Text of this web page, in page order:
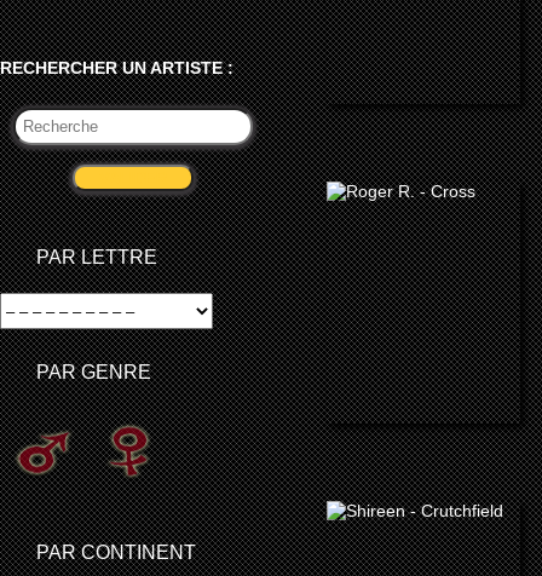
RECHERCHER UN ARTISTE :
PAR LETTRE
PAR GENRE
PAR CONTINENT